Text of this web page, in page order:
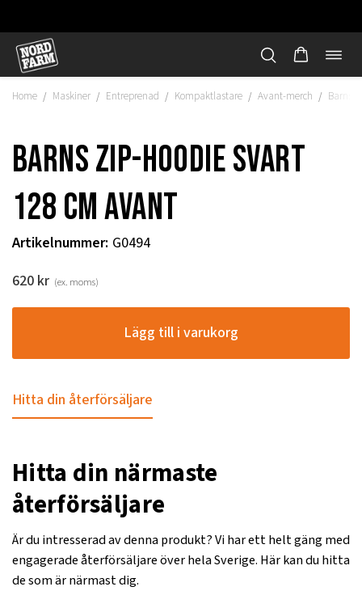
Hoppa
innehåll
Home / Maskiner / Entreprenad / Kompaktlastare / Avant-merch / Barns
Barns zip-hoodie svart
128 cm Avant
Artikelnummer: G0494
620 kr (ex. moms)
Lägg till i varukorg
Hitta din återförsäljare
Hitta din närmaste
återförsäljare
Är du intresserad av denna produkt? Vi har ett helt gäng med
engagerade återförsäljare över hela Sverige. Här kan du hitta
de som är närmast dig.